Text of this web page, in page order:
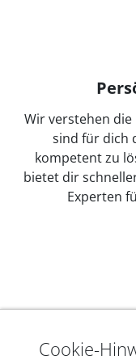
Wir verstehen
sind für dich
kompetent zu
bietet dir
Experten
Mehr
Cookie-